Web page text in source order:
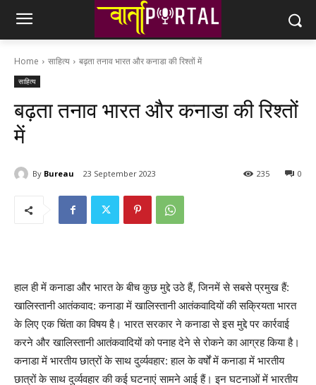
Home साहित्य बढ़ता तनाव भारत और कनाडा की रिश्तों में
साहित्य
बढ़ता तनाव भारत और कनाडा की रिश्तों
में
By Bureau 23 September 2023 0
235
हाल ही में कनाडा और भारत के बीच कुछ मुद्दे उठे हैं, जिनमें से सबसे प्रमुख हैं:
खालिस्तानी आतंकवाद: कनाडा में खालिस्तानी आतंकवादियों की सक्रियता भारत
के लिए एक चिंता का विषय है। भारत सरकार ने कनाडा से इस मुद्दे पर कार्रवाई
करने और खालिस्तानी आतंकवादियों को पनाह देने से रोकने का आग्रह किया है।
कनाडा में भारतीय छात्रों के साथ दुर्व्यवहार: हाल के वर्षों में कनाडा में भारतीय
छात्रों के साथ दुर्व्यवहार की कई घटनाएं सामने आई हैं। इन घटनाओं में भारतीय